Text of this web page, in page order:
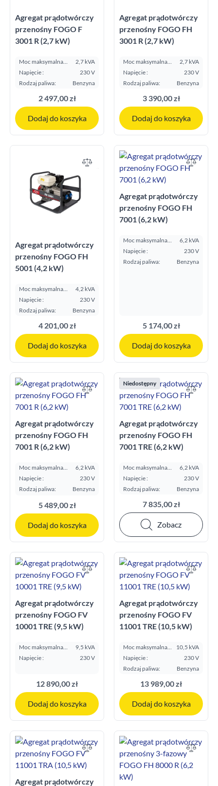
Benzyna 43
Diesel
Zużycie paliwa 100% l/h
Zbiornik na paliwo
-
Agregat prądotwórczy
przenośny FOGO F
3001 R (2,7 kW)
Moc maksymalna
E.S.P. kVA:
2,7 kVA
Napięcie :
230 V
Rodzaj paliwa:
Benzyna
2 497,00 zł
Dodaj do koszyka
Agregat prądotwórczy
przenośny FOGO FH
3001 R (2,7 kW)
Moc maksymalna
E.S.P. kVA:
2,7 kVA
Napięcie :
230 V
Rodzaj paliwa:
Benzyna
3 390,00 zł
Dodaj do koszyka
Agregat prądotwórczy
przenośny FOGO FH
5001 (4,2 kW)
Moc maksymalna
E.S.P. kVA:
4,2 kVA
Napięcie :
230 V
Rodzaj paliwa:
Benzyna
4 201,00 zł
Dodaj do koszyka
Agregat prądotwórczy
przenośny FOGO FH
7001 (6,2 kW)
Moc maksymalna
E.S.P. kVA:
6,2 kVA
Napięcie :
230 V
Rodzaj paliwa:
Benzyna
5 174,00 zł
Dodaj do koszyka
Agregat prądotwórczy
przenośny FOGO FH
7001 R (6,2 kW)
Moc maksymalna
E.S.P. kVA:
6,2 kVA
Napięcie :
230 V
Rodzaj paliwa:
Benzyna
5 489,00 zł
Dodaj do koszyka
Niedostępny
Agregat prądotwórczy
przenośny FOGO FH
7001 TRE (6,2 kW)
Moc maksymalna
E.S.P. kVA:
6,2 kVA
Napięcie :
230 V
Rodzaj paliwa:
Benzyna
7 835,00 zł
Zobacz
Agregat prądotwórczy
przenośny FOGO FV
10001 TRE (9,5 kW)
Moc maksymalna
E.S.P. kVA:
9,5 kVA
Napięcie :
230 V
12 890,00 zł
Dodaj do koszyka
Agregat prądotwórczy
przenośny FOGO FV
11001 TRE (10,5 kW)
Moc maksymalna
E.S.P. kVA:
10,5 kVA
Napięcie :
230 V
Rodzaj paliwa:
Benzyna
13 989,00 zł
Dodaj do koszyka
Agregat prądotwórczy